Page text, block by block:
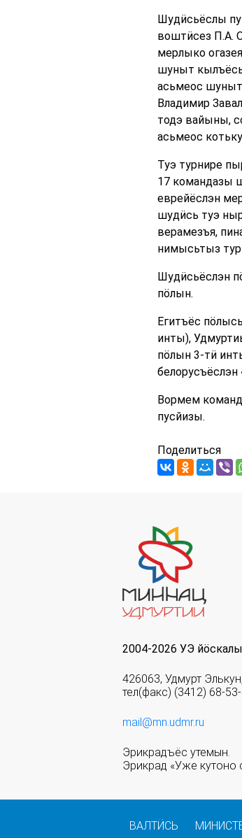
Шудӥсьёслы
воштӥсез П.А.
мерлыко
шуныт
асьмеос шуныт
Владимир
тодэ вайыны,
асьмеос
Туэ турнире
17 командазы
еврейёслэн
шудӥсь туэ
верамезъя,
нимысьтыз
Шудӥсьёслэн
пӧлын.
Егитъёс
инты),
пӧлын 3-тӥ
Вормем
пусйизы.
Поделиться
2004-2026 УЭ
426063, Удмурт
тел(факс) (3412) 68-
mail@mn.udmr.ru
Эрикрадъёс утемын.
Эрикрад «Уже кутоно
ВАЛТӤСЬ